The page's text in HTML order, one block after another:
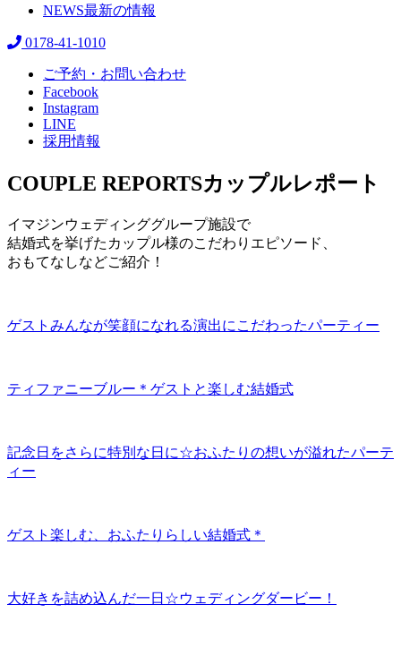
NEWS最新の情報
0178-41-1010
ご予約・お問い合わせ
Facebook
Instagram
LINE
採用情報
COUPLE REPORTSカップルレポート
イマジンウェディンググループ施設で
結婚式を挙げたカップル様のこだわりエピソード、
おもてなしなどご紹介！
ゲストみんなが笑顔になれる演出にこだわったパーティー
ティファニーブルー＊ゲストと楽しむ結婚式
記念日をさらに特別な日に☆おふたりの想いが溢れたパーテ
ィー
ゲスト楽しむ、おふたりらしい結婚式＊
大好きを詰め込んだ一日☆ウェディングダービー！